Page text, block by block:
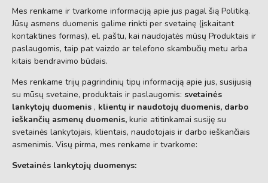
Mes renkame ir tvarkome informaciją apie jus pagal šią Politiką.
Jūsų asmens duomenis galime rinkti per svetainę (įskaitant
kontaktines formas), el. paštu, kai naudojatės mūsų Produktais ir
paslaugomis, taip pat vaizdo ar telefono skambučių metu arba
kitais bendravimo būdais.
Mes renkame trijų pagrindinių tipų informaciją apie jus, susijusią
su mūsų svetaine, produktais ir paslaugomis: svetainės
lankytojų duomenis , klientų ir naudotojų duomenis, darbo
ieškančių asmenų duomenis, kurie atitinkamai susiję su
svetainės lankytojais, klientais, naudotojais ir darbo ieškančiais
asmenimis. Visų pirma, mes renkame ir tvarkome:
Svetainės lankytojų duomenys: